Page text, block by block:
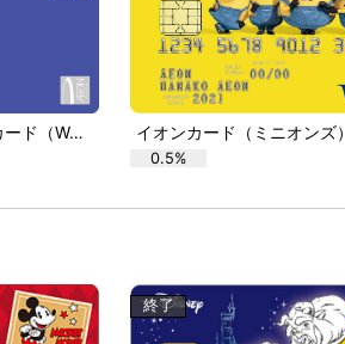
イオンNEXCO中日本カード（WAON一体型） イオンカード（ミニオンズ）
0.5%
終了